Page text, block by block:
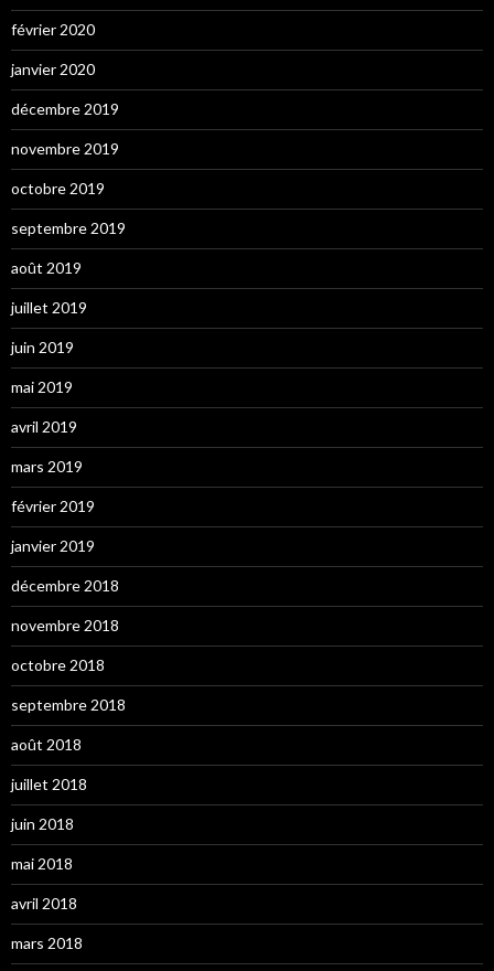
février 2020
janvier 2020
décembre 2019
novembre 2019
octobre 2019
septembre 2019
août 2019
juillet 2019
juin 2019
mai 2019
avril 2019
mars 2019
février 2019
janvier 2019
décembre 2018
novembre 2018
octobre 2018
septembre 2018
août 2018
juillet 2018
juin 2018
mai 2018
avril 2018
mars 2018